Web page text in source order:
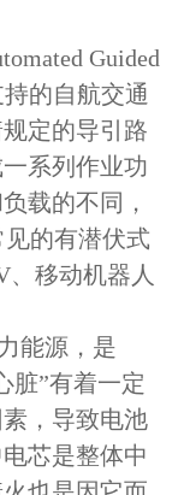
Guided
的自航交通
定的导引路
系列作业功
载的不同，
的有潜伏式
、移动机器人
能源，是
脏”有着一定
，导致电池
芯是整体中